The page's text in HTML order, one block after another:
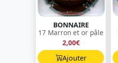
BONNAIRE
17 Marron et or pâle
2,00€
Ajouter